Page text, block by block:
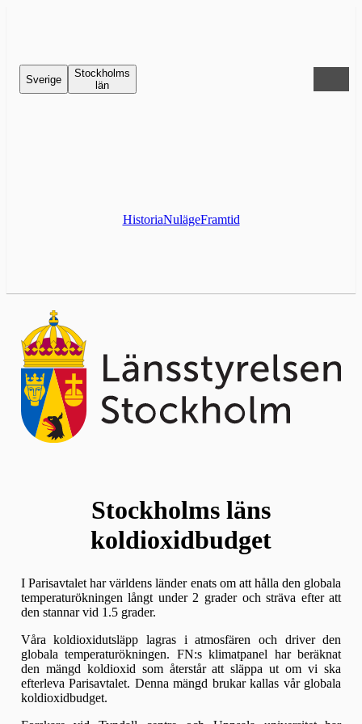
Sverige
Stockholms
län
HistoriaNulägeFramtid
Stockholms läns
koldioxidbudget
I Parisavtalet har världens länder enats om att hålla den globala
temperaturökningen långt under 2 grader och sträva efter att
den stannar vid 1.5 grader.
Våra koldioxidutsläpp lagras i atmosfären och driver den
globala temperaturökningen. FN:s klimatpanel har beräknat
den mängd koldioxid som återstår att släppa ut om vi ska
efterleva Parisavtalet. Denna mängd brukar kallas vår globala
koldioxidbudget.